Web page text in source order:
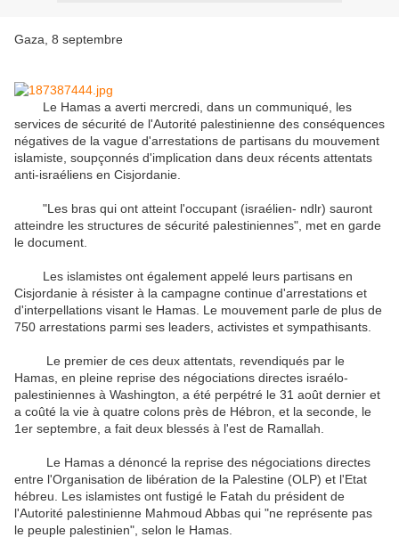
Gaza, 8 septembre
Le Hamas a averti mercredi, dans un communiqué, les
services de sécurité de l'Autorité palestinienne des conséquences
négatives de la vague d'arrestations de partisans du mouvement
islamiste, soupçonnés d'implication dans deux récents attentats
anti-israéliens en Cisjordanie.
"Les bras qui ont atteint l'occupant (israélien- ndlr) sauront
atteindre les structures de sécurité palestiniennes", met en garde
le document.
Les islamistes ont également appelé leurs partisans en
Cisjordanie à résister à la campagne continue d'arrestations et
d'interpellations visant le Hamas. Le mouvement parle de plus de
750 arrestations parmi ses leaders, activistes et sympathisants.
Le premier de ces deux attentats, revendiqués par le
Hamas, en pleine reprise des négociations directes israélo-
palestiniennes à Washington, a été perpétré le 31 août dernier et
a coûté la vie à quatre colons près de Hébron, et la seconde, le
1er septembre, a fait deux blessés à l'est de Ramallah.
Le Hamas a dénoncé la reprise des négociations directes
entre l'Organisation de libération de la Palestine (OLP) et l'Etat
hébreu. Les islamistes ont fustigé le Fatah du président de
l'Autorité palestinienne Mahmoud Abbas qui "ne représente pas
le peuple palestinien", selon le Hamas.